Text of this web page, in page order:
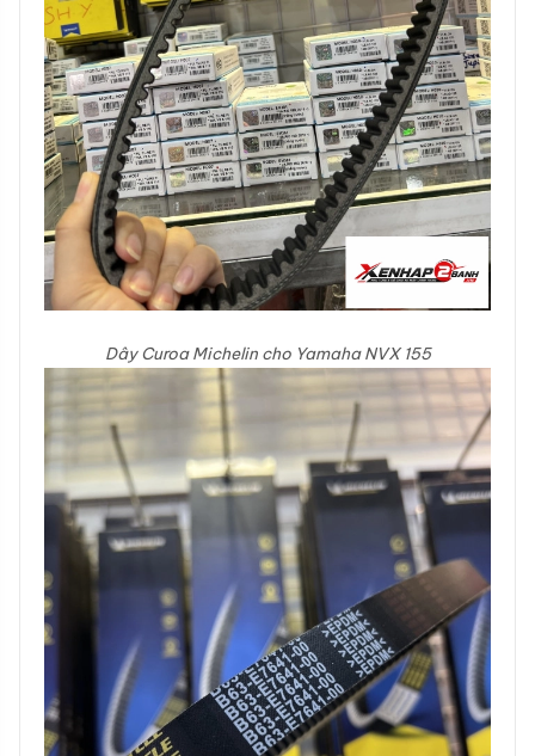
Dây Curoa Michelin cho Yamaha NVX 155